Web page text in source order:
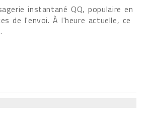
instantané QQ, populaire en
de l'envoi. À l'heure actuelle, ce